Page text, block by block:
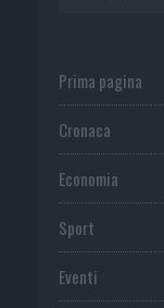
Prima pagina
Cronaca
Economia
Sport
Eventi